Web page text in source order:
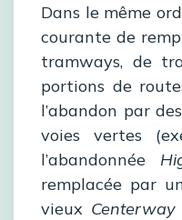
Dans le même
courante de
tramways, de
portions de
l’abandon par
voies vertes
l’abandonnée
remplacée par
vieux